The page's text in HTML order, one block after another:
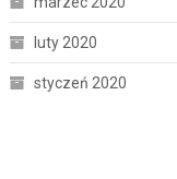
luty 2020
styczeń 2020